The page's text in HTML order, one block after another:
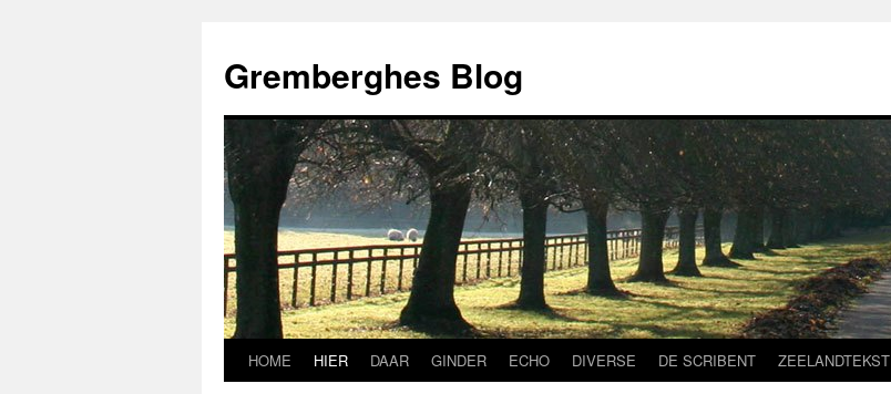
de
inhoud
Gremberghes Blog
HOME HIER DAAR GINDER ECHO DIVERSE DE SCRIBENT ZEELANDTEKST